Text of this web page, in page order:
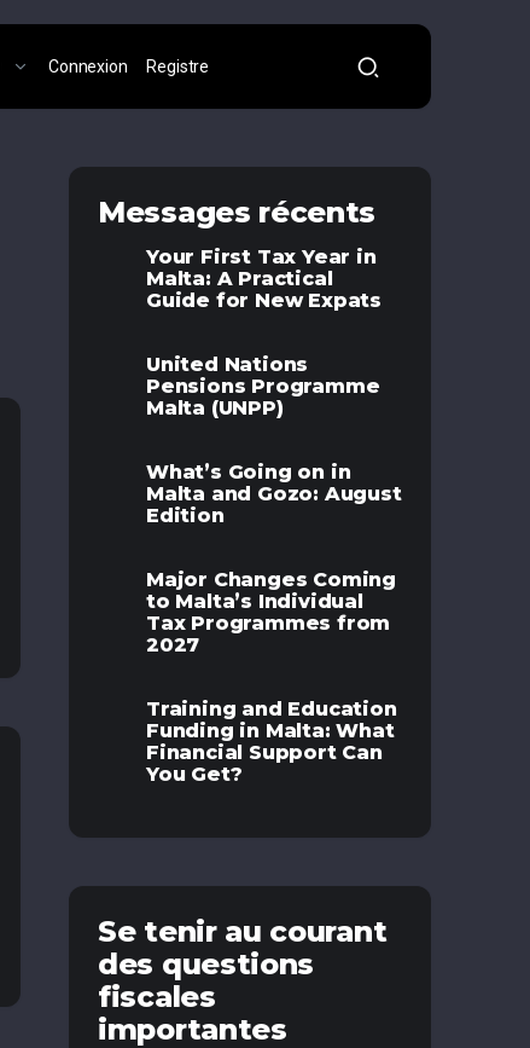
Connexion Registre
Messages récents
Your First Tax Year in
Malta: A Practical
Guide for New Expats
United Nations
Pensions Programme
Malta (UNPP)
What’s Going on in
Malta and Gozo: August
Edition
Major Changes Coming
to Malta’s Individual
Tax Programmes from
2027
Training and Education
Funding in Malta: What
Financial Support Can
You Get?
Se tenir au courant
des questions
fiscales
importantes